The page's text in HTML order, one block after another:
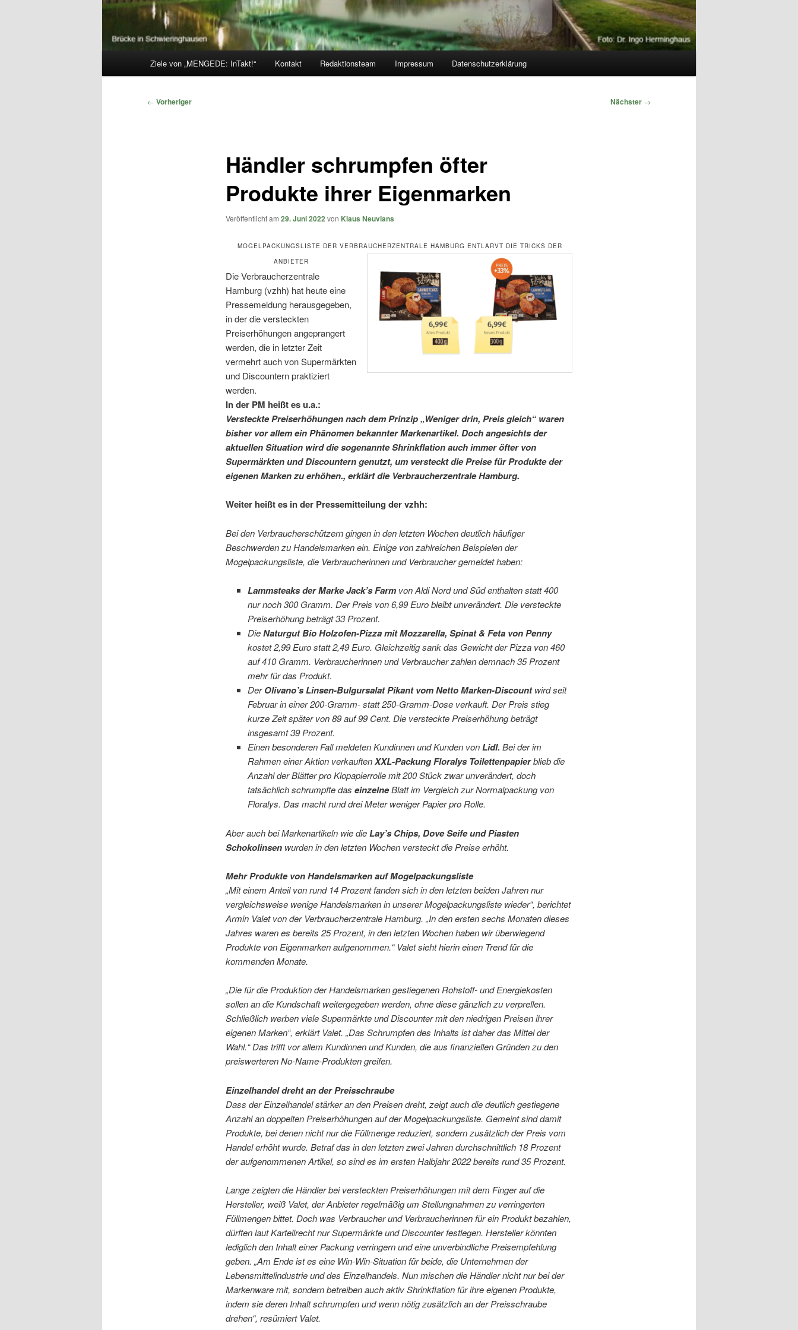
Ziele von „MENGEDE: InTakt!“ Kontakt Redaktionsteam Impressum Datenschutzerklärung
Beitragsnavigation
← Vorheriger Nächster →
Händler schrumpfen öfter
Produkte ihrer Eigenmarken
Veröffentlicht am 29. Juni 2022von Klaus Neuvians
MOGELPACKUNGSLISTE DER VERBRAUCHERZENTRALE HAMBURG ENTLARVT DIE TRICKS DER
ANBIETER
Die Verbraucherzentrale
Hamburg (vzhh) hat heute eine
Pressemeldung herausgegeben,
in der die versteckten
Preiserhöhungen angeprangert
werden, die in letzter Zeit
vermehrt auch von Supermärkten
und Discountern praktiziert
werden.
In der PM heißt es u.a.:
Versteckte Preiserhöhungen nach dem Prinzip „Weniger drin, Preis gleich“ waren
bisher vor allem ein Phänomen bekannter Markenartikel. Doch angesichts der
aktuellen Situation wird die sogenannte Shrinkflation auch immer öfter von
Supermärkten und Discountern genutzt, um versteckt die Preise für Produkte der
eigenen Marken zu erhöhen., erklärt die Verbraucherzentrale Hamburg.
Weiter heißt es in der Pressemitteilung der vzhh:
Bei den Verbraucherschützern gingen in den letzten Wochen deutlich häufiger
Beschwerden zu Handelsmarken ein. Einige von zahlreichen Beispielen der
Mogelpackungsliste, die Verbraucherinnen und Verbraucher gemeldet haben:
Lammsteaks der Marke Jack’s Farm von Aldi Nord und Süd enthalten statt 400
nur noch 300 Gramm. Der Preis von 6,99 Euro bleibt unverändert. Die versteckte
Preiserhöhung beträgt 33 Prozent.
DieNaturgut Bio Holzofen-Pizza mit Mozzarella, Spinat & Feta von Penny
kostet 2,99 Euro statt 2,49 Euro. Gleichzeitig sank das Gewicht der Pizza von 460
auf 410 Gramm. Verbraucherinnen und Verbraucher zahlen demnach 35 Prozent
mehr für das Produkt.
DerOlivano’s Linsen-Bulgursalat Pikant vom Netto Marken-Discountwird seit
Februar in einer 200-Gramm- statt 250-Gramm-Dose verkauft. Der Preis stieg
kurze Zeit später von 89 auf 99 Cent. Die versteckte Preiserhöhung beträgt
insgesamt 39 Prozent.
Einen besonderen Fall meldeten Kundinnen und Kunden vonLidl. Bei der im
Rahmen einer Aktion verkauftenXXL-Packung Floralys Toilettenpapierblieb die
Anzahl der Blätter pro Klopapierrolle mit 200 Stück zwar unverändert, doch
tatsächlich schrumpfte daseinzelneBlatt im Vergleich zur Normalpackung von
Floralys. Das macht rund drei Meter weniger Papier pro Rolle.
Aber auch bei Markenartikeln wie dieLay’s Chips, Dove Seife und Piasten
Schokolinsenwurden in den letzten Wochen versteckt die Preise erhöht.
Mehr Produkte von Handelsmarken auf Mogelpackungsliste
„Mit einem Anteil von rund 14 Prozent fanden sich in den letzten beiden Jahren nur
vergleichsweise wenige Handelsmarken in unserer Mogelpackungsliste wieder“, berichtet
Armin Valet von der Verbraucherzentrale Hamburg. „In den ersten sechs Monaten dieses
Jahres waren es bereits 25 Prozent, in den letzten Wochen haben wir überwiegend
Produkte von Eigenmarken aufgenommen.“ Valet sieht hierin einen Trend für die
kommenden Monate.
„Die für die Produktion der Handelsmarken gestiegenen Rohstoff- und Energiekosten
sollen an die Kundschaft weitergegeben werden, ohne diese gänzlich zu verprellen.
Schließlich werben viele Supermärkte und Discounter mit den niedrigen Preisen ihrer
eigenen Marken“, erklärt Valet. „Das Schrumpfen des Inhalts ist daher das Mittel der
Wahl.“ Das trifft vor allem Kundinnen und Kunden, die aus finanziellen Gründen zu den
preiswerteren No-Name-Produkten greifen.
Einzelhandel dreht an der Preisschraube
Dass der Einzelhandel stärker an den Preisen dreht, zeigt auch die deutlich gestiegene
Anzahl an doppelten Preiserhöhungen auf der Mogelpackungsliste. Gemeint sind damit
Produkte, bei denen nicht nur die Füllmenge reduziert, sondern zusätzlich der Preis vom
Handel erhöht wurde. Betraf das in den letzten zwei Jahren durchschnittlich 18 Prozent
der aufgenommenen Artikel, so sind es im ersten Halbjahr 2022 bereits rund 35 Prozent.
Lange zeigten die Händler bei versteckten Preiserhöhungen mit dem Finger auf die
Hersteller, weiß Valet, der Anbieter regelmäßig um Stellungnahmen zu verringerten
Füllmengen bittet. Doch was Verbraucher und Verbraucherinnen für ein Produkt bezahlen,
dürften laut Kartellrecht nur Supermärkte und Discounter festlegen. Hersteller könnten
lediglich den Inhalt einer Packung verringern und eine unverbindliche Preisempfehlung
geben. „Am Ende ist es eine Win-Win-Situation für beide, die Unternehmen der
Lebensmittelindustrie und des Einzelhandels. Nun mischen die Händler nicht nur bei der
Markenware mit, sondern betreiben auch aktiv Shrinkflation für ihre eigenen Produkte,
indem sie deren Inhalt schrumpfen und wenn nötig zusätzlich an der Preisschraube
drehen“, resümiert Valet.